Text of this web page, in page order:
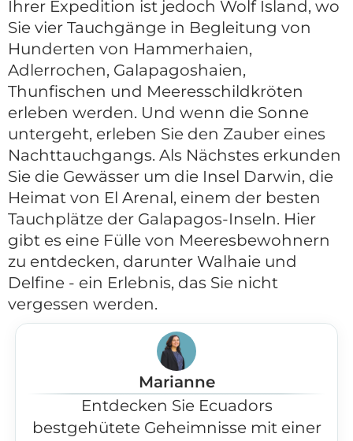
Ihrer Expedition ist jedoch Wolf Island, wo
Sie vier Tauchgänge in Begleitung von
Hunderten von Hammerhaien,
Adlerrochen, Galapagoshaien,
Thunfischen und Meeresschildkröten
erleben werden. Und wenn die Sonne
untergeht, erleben Sie den Zauber eines
Nachttauchgangs. Als Nächstes erkunden
Sie die Gewässer um die Insel Darwin, die
Heimat von El Arenal, einem der besten
Tauchplätze der Galapagos-Inseln. Hier
gibt es eine Fülle von Meeresbewohnern
zu entdecken, darunter Walhaie und
Delfine - ein Erlebnis, das Sie nicht
vergessen werden.
Marianne
Entdecken Sie Ecuadors
bestgehütete Geheimnisse mit einer